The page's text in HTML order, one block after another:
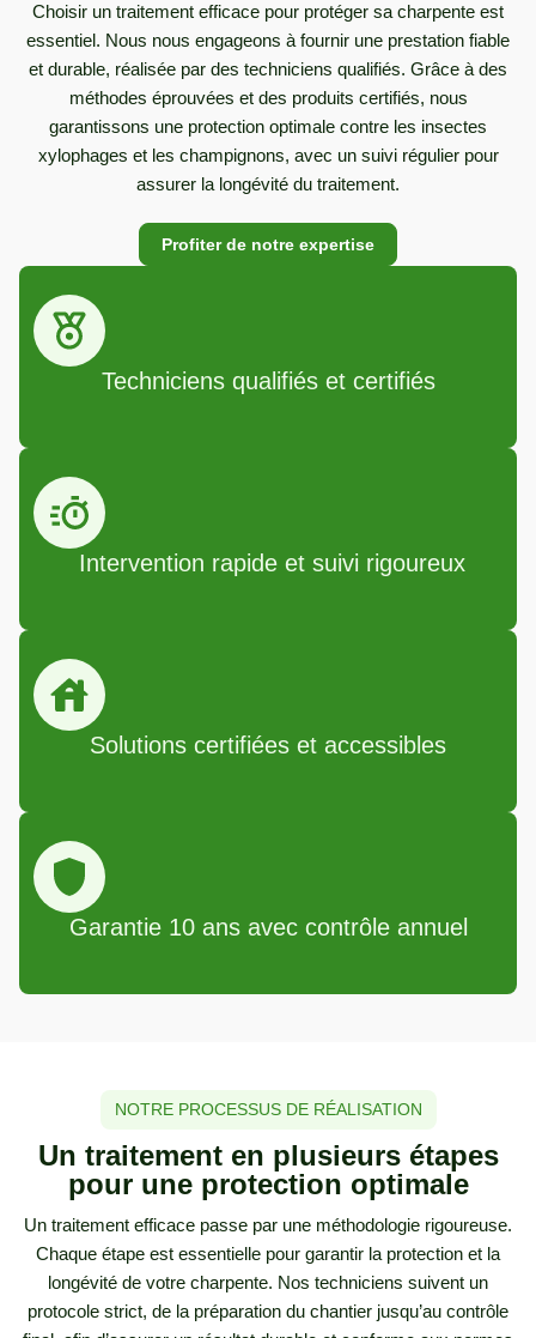
Choisir un traitement efficace pour protéger sa charpente est
essentiel. Nous nous engageons à fournir une prestation fiable
et durable, réalisée par des techniciens qualifiés. Grâce à des
méthodes éprouvées et des produits certifiés, nous
garantissons une protection optimale contre les insectes
xylophages et les champignons, avec un suivi régulier pour
assurer la longévité du traitement.
Profiter de notre expertise
Techniciens qualifiés et certifiés
Intervention rapide et suivi rigoureux
Solutions certifiées et accessibles
Garantie 10 ans avec contrôle annuel
NOTRE PROCESSUS DE RÉALISATION
Un traitement en plusieurs étapes
pour une protection optimale
Un traitement efficace passe par une méthodologie rigoureuse.
Chaque étape est essentielle pour garantir la protection et la
longévité de votre charpente. Nos techniciens suivent un
protocole strict, de la préparation du chantier jusqu’au contrôle